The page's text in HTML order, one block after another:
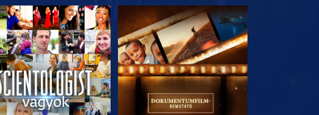
A SOROZAT RÉSZEI A SOROZAT RÉSZEI